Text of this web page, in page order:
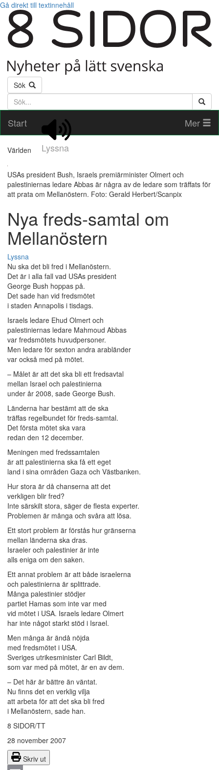
Gå direkt till textinnehåll
Sök
Söktext
Start
Lyssna
Mer
Världen
USAs president Bush, Israels premiärminister Olmert och
palestiniernas ledare Abbas är några av de ledare som träffats för
att prata om Mellanöstern. Foto: Gerald Herbert/Scanpix
Nya freds-samtal om
Mellanöstern
Lyssna
Nu ska det bli fred i Mellanöstern.
Det är i alla fall vad USAs president
George Bush hoppas på.
Det sade han vid fredsmötet
i staden Annapolis i tisdags.
Israels ledare Ehud Olmert och
palestiniernas ledare Mahmoud Abbas
var fredsmötets huvudpersoner.
Men ledare för sexton andra arabländer
var också med på mötet.
– Målet är att det ska bli ett fredsavtal
mellan Israel och palestinierna
under år 2008, sade George Bush.
Länderna har bestämt att de ska
träffas regelbundet för freds-samtal.
Det första mötet ska vara
redan den 12 december.
Meningen med fredssamtalen
är att palestinierna ska få ett eget
land i sina områden Gaza och Västbanken.
Hur stora är då chanserna att det
verkligen blir fred?
Inte särskilt stora, säger de flesta experter.
Problemen är många och svåra att lösa.
Ett stort problem är förstås hur gränserna
mellan länderna ska dras.
Israeler och palestinier är inte
alls eniga om den saken.
Ett annat problem är att både israelerna
och palestinierna är splittrade.
Många palestinier stödjer
partiet Hamas som inte var med
vid mötet i USA. Israels ledare Olmert
har inte något starkt stöd i Israel.
Men många är ändå nöjda
med fredsmötet i USA.
Sveriges utrikesminister Carl Bildt,
som var med på mötet, är en av dem.
– Det här är bättre än väntat.
Nu finns det en verklig vilja
att arbeta för att det ska bli fred
i Mellanöstern, sade han.
8 SIDOR/TT
28 november 2007
Skriv ut